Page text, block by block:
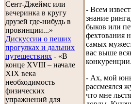
Сент-Джеймс или
вечеринка в кругу
друзей где-нибудь в
провинции...»
Дискуссии о пеших
прогулках и дальних
путешествиях - «В
конце XVIII – начале
XIX века
необходимость
физических
упражнений для
- Всем
знание
быков или
фехтования
самых
вас выше
конкуренции.
- Ах, мой
рассмеялся
что мне